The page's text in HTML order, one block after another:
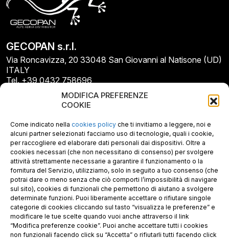
MODIFICA PREFERENZE
COOKIE
Come indicato nella cookies policy che ti invitiamo a leggere, noi e
alcuni partner selezionati facciamo uso di tecnologie, quali i cookie,
per raccogliere ed elaborare dati personali dai dispositivi. Oltre a
cookies necessari (che non necessitano di consenso) per svolgere
attività strettamente necessarie a garantire il funzionamento o la
fornitura del Servizio, utilizziamo, solo in seguito a tuo consenso (che
potrai dare o meno senza che ciò comporti l’impossibilità di navigare
sul sito), cookies di funzionali che permettono di aiutano a svolgere
determinate funzioni. Puoi liberamente accettare o rifiutare singole
categorie di cookies cliccando sul tasto “visualizza le preferenze” e
modificare le tue scelte quando vuoi anche attraverso il link
“Modifica preferenze cookie”. Puoi anche accettare tutti i cookies
non funzionali facendo click su “Accetta” o rifiutarli tutti facendo click
GECOPAN s.r.l.
Via Roncavizza, 20 33048 San Giovanni al Natisone (UD)
ITALY
Tel. +39 0432 758696
E-mail: info@gecopan.it
E-mail PEC: gecopan@pec.it
P.I. E C.F. 02487660306
N. REA UD 264834
Capitale sociale € 30.000